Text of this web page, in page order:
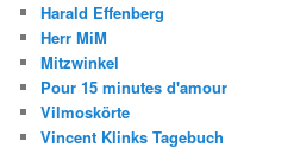
Harald Effenberg
Herr MiM
Mitzwinkel
Pour 15 minutes d'amour
Vilmoskörte
Vincent Klinks Tagebuch